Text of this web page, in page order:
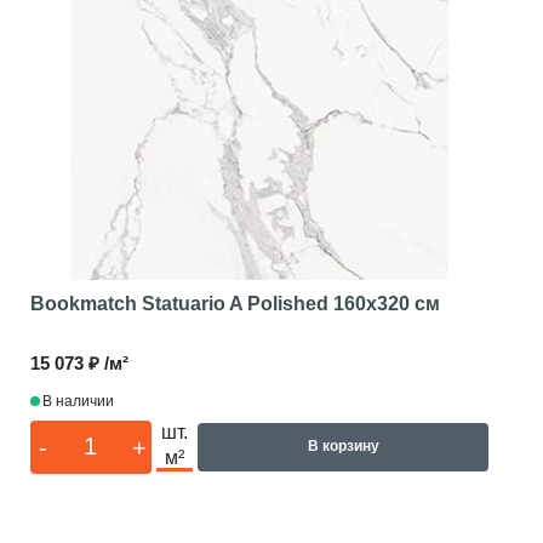
Bookmatch Statuario A Polished 160x320 см
15 073 ₽ /м²
В наличии
- +
шт.
м²
В корзину